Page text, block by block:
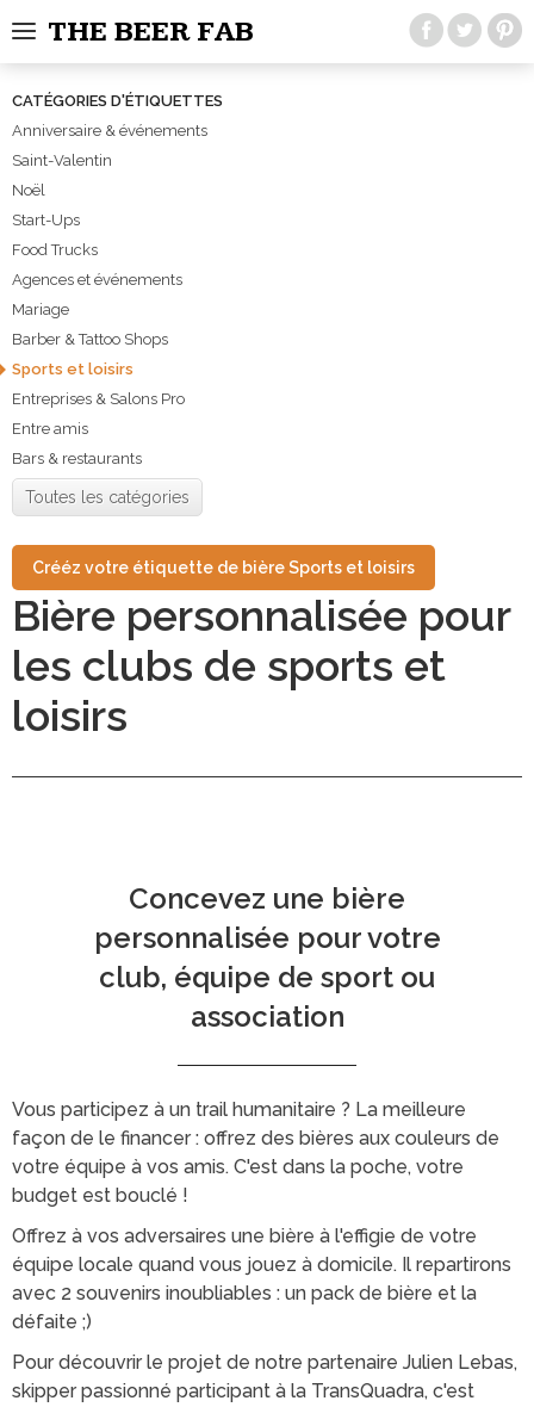
THE BEER FAB
CATÉGORIES D'ÉTIQUETTES
Anniversaire & événements
Saint-Valentin
Noël
Start-Ups
Food Trucks
Agences et événements
Mariage
Barber & Tattoo Shops
Sports et loisirs
Entreprises & Salons Pro
Entre amis
Bars & restaurants
Toutes les catégories
Crééz votre étiquette de bière Sports et loisirs
Bière personnalisée pour
les clubs de sports et
loisirs
Concevez une bière
personnalisée pour votre
club, équipe de sport ou
association
Vous participez à un trail humanitaire ? La meilleure
façon de le financer : offrez des bières aux couleurs de
votre équipe à vos amis. C'est dans la poche, votre
budget est bouclé !
Offrez à vos adversaires une bière à l'effigie de votre
équipe locale quand vous jouez à domicile. Il repartirons
avec 2 souvenirs inoubliables : un pack de bière et la
défaite ;)
Pour découvrir le projet de notre partenaire Julien Lebas,
skipper passionné participant à la TransQuadra, c'est